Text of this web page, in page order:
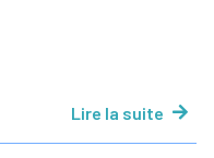
Lire la suite